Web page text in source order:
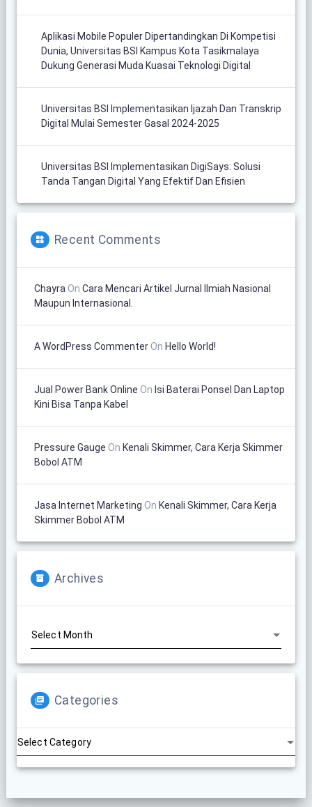
Aplikasi Mobile Populer Dipertandingkan Di Kompetisi
Dunia, Universitas BSI Kampus Kota Tasikmalaya
Dukung Generasi Muda Kuasai Teknologi Digital
Universitas BSI Implementasikan Ijazah Dan Transkrip
Digital Mulai Semester Gasal 2024-2025
Universitas BSI Implementasikan DigiSays: Solusi
Tanda Tangan Digital Yang Efektif Dan Efisien
Recent Comments
Chayra On Cara Mencari Artikel Jurnal Ilmiah Nasional
Maupun Internasional.
A WordPress CommenterOn Hello World!
Jual Power Bank Online On Isi Baterai Ponsel Dan Laptop
Kini Bisa Tanpa Kabel
Pressure Gauge On Kenali Skimmer, Cara Kerja Skimmer
Bobol ATM
Jasa Internet Marketing On Kenali Skimmer, Cara Kerja
Skimmer Bobol ATM
Archives
Categories